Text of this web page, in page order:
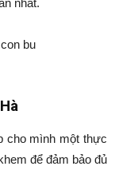
nhất.
cho mình một thực
để đảm bảo đủ